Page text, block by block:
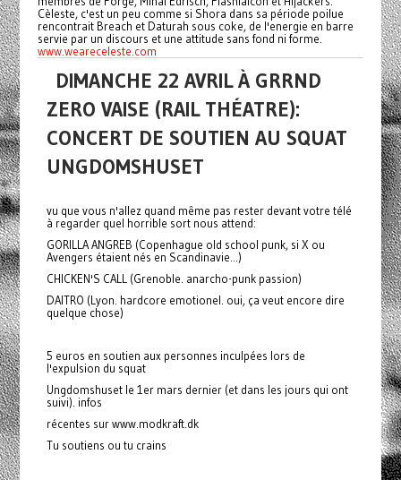
Cèleste, c'est un peu comme si Shora dans sa période poilue
rencontrait Breach et Daturah sous coke, de l'energie en barre
servie par un discours et une attitude sans fond ni forme.
www.weareceleste.com
DIMANCHE 22 AVRIL À GRRND
ZERO VAISE (RAIL THÉATRE):
CONCERT DE SOUTIEN AU SQUAT
UNGDOMSHUSET
vu que vous n'allez quand même pas rester devant votre télé
à regarder quel horrible sort nous attend:
GORILLA ANGREB (Copenhague old school punk, si X ou
Avengers étaient nés en Scandinavie...)
CHICKEN'S CALL (Grenoble. anarcho-punk passion)
DAITRO (Lyon. hardcore emotionel. oui, ça veut encore dire
quelque chose)
5 euros en soutien aux personnes inculpées lors de
l'expulsion du squat
Ungdomshuset le 1er mars dernier (et dans les jours qui ont
suivi). infos
récentes sur www.modkraft.dk
Tu soutiens ou tu crains